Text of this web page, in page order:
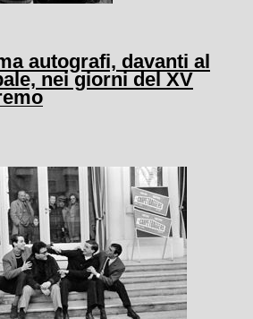
autografi, davanti al
nei giorni del XV